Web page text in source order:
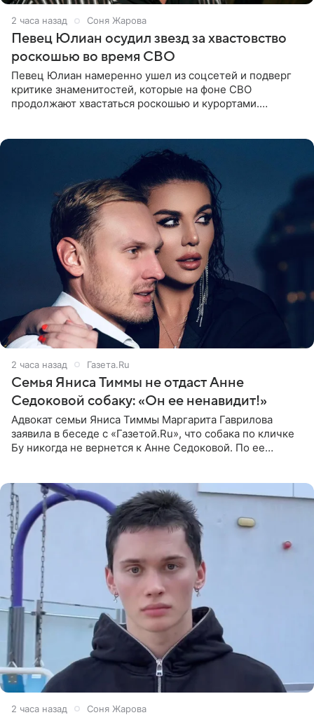
2 часа назад Соня Жарова
Певец Юлиан осудил звезд за хвастовство
роскошью во время СВО
Певец Юлиан намеренно ушел из соцсетей и подверг
критике знаменитостей, которые на фоне СВО
продолжают хвастаться роскошью и курортами.
2 часа назад Газета.Ru
Семья Яниса Тиммы не отдаст Анне
Седоковой собаку: «Он ее ненавидит!»
Адвокат семьи Яниса Тиммы Маргарита Гаврилова
заявила в беседе с «Газетой.Ru», что собака по кличке
Бу никогда не вернется к Анне Седоковой. По ее
2 часа назад Соня Жарова